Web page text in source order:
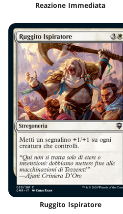
Reazione Immediata
Ruggito Ispiratore